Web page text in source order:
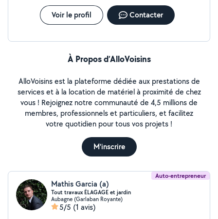
Voir le profil Contacter
À Propos d’AlloVoisins
AlloVoisins est la plateforme dédiée aux prestations de
services et à la location de matériel à proximité de chez
vous ! Rejoignez notre communauté de 4,5 millions de
membres, professionnels et particuliers, et facilitez
votre quotidien pour tous vos projets !
M'inscrire
Auto-entrepreneur
Mathis Garcia (a)
Tout travaux ÉLAGAGE et jardin
Aubagne (Garlaban Royante)
5/5 (1 avis)